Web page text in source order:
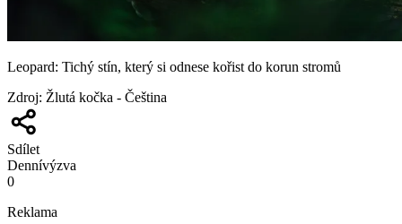
Leopard: Tichý stín, který si odnese kořist do korun stromů
Zdroj: Žlutá kočka - Čeština
Sdílet
Dennívýzva
0
Reklama